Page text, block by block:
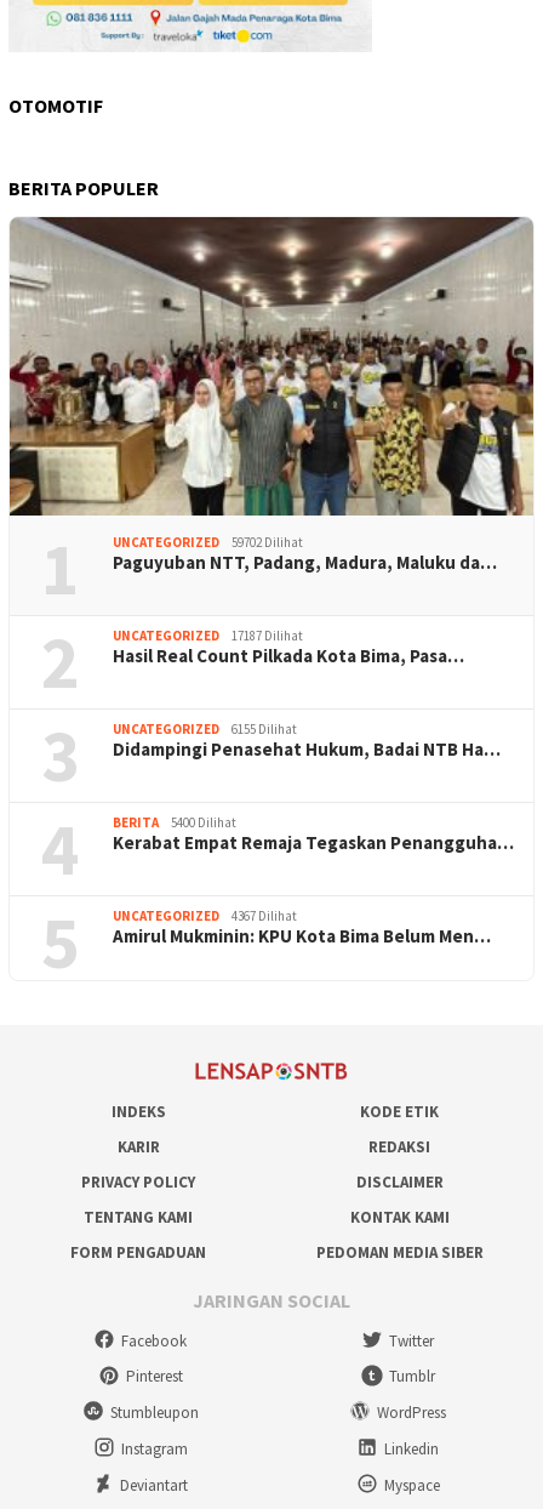
OTOMOTIF
BERITA POPULER
1 UNCATEGORIZED 59702 Dilihat
Paguyuban NTT, Padang, Madura, Maluku da…
2 UNCATEGORIZED 17187 Dilihat
Hasil Real Count Pilkada Kota Bima, Pasa…
3 UNCATEGORIZED 6155 Dilihat
Didampingi Penasehat Hukum, Badai NTB Ha…
4 BERITA 5400 Dilihat
Kerabat Empat Remaja Tegaskan Penangguha…
5 UNCATEGORIZED 4367 Dilihat
Amirul Mukminin: KPU Kota Bima Belum Men…
INDEKS
KODE ETIK
KARIR
REDAKSI
PRIVACY POLICY
DISCLAIMER
TENTANG KAMI
KONTAK KAMI
FORM PENGADUAN
PEDOMAN MEDIA SIBER
JARINGAN SOCIAL
Facebook
Twitter
Pinterest
Tumblr
Stumbleupon
WordPress
Instagram
Linkedin
Deviantart
Myspace